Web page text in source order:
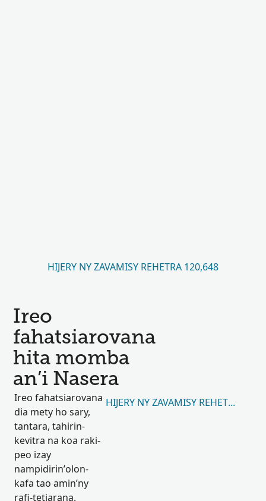
HIJERY NY ZAVAMISY REHETRA 120,648
Ireo
fahatsiarovana
hita momba
an’i Nasera
Ireo fahatsiarovana
dia mety ho sary,
tantara, tahirin-
kevitra na koa raki-
peo izay
nampidirin’olon-
kafa tao amin’ny
rafi-tetiarana.
HIJERY NY ZAVAMISY REHETRA 12